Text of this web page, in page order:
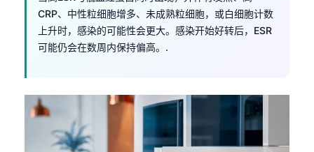
CRP、中性粒细胞增多、未成熟粒细胞，或白细胞计数
上升时，感染的可能性会更大。感染开始好转后，ESR
可能仍会在数周内保持偏高。.